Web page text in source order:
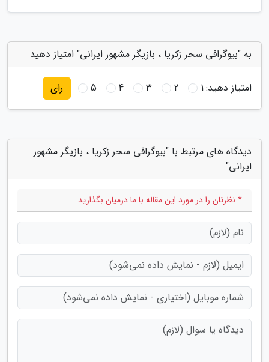
به "بیوگرافی سحر زکریا ، بازیگر مشهور ایرانی" امتیاز دهید
امتیاز دهید:1
2
3
4
5 رای
دیدگاه های مرتبط با "بیوگرافی سحر زکریا ، بازیگر مشهور
ایرانی"
* نظرتان را در مورد این مقاله با ما درمیان بگذارید